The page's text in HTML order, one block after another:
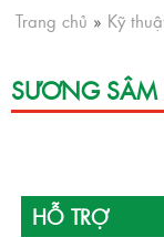
Trang chủ » Kỹ
SƯƠNG
HỖ TRỢ